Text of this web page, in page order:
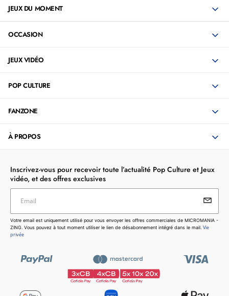
JEUX DU MOMENT
OCCASION
JEUX VIDÉO
POP CULTURE
FANZONE
À PROPOS
Inscrivez-vous pour recevoir toute l’actualité Pop Culture et Jeux
vidéo, et des offres exclusives
Votre email est uniquement utilisé pour vous envoyer les
offres commerciales de MICROMANIA - ZING. Vous pouvez
à tout moment utiliser le lien de désabonnement intégré dans
Email
Votre email est uniquement utilisé pour vous envoyer les offres commerciales de MICROMANIA -
ZING. Vous pouvez à tout moment utiliser le lien de désabonnement intégré dans le mail. Vie
privée